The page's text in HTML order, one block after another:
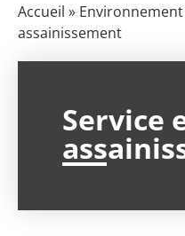
Accueil » Environnement
assainissement
Service